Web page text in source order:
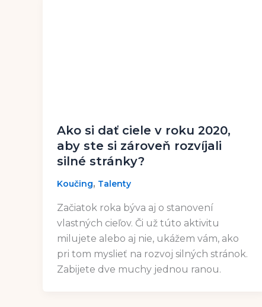
Ako si dať ciele v roku 2020,
aby ste si zároveň rozvíjali
silné stránky?
Koučing, Talenty
Začiatok roka býva aj o stanovení
vlastných cieľov. Či už túto aktivitu
milujete alebo aj nie, ukážem vám, ako
pri tom myslieť na rozvoj silných stránok.
Zabijete dve muchy jednou ranou.